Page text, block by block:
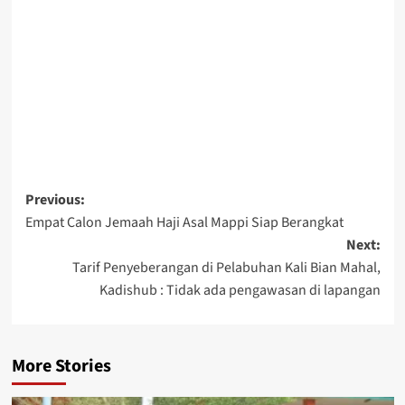
Post
navigation
Previous:
Empat Calon Jemaah Haji Asal Mappi Siap Berangkat
Next:
Tarif Penyeberangan di Pelabuhan Kali Bian Mahal,
Kadishub : Tidak ada pengawasan di lapangan
More Stories